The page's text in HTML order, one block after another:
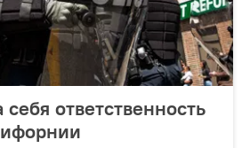
ответственность